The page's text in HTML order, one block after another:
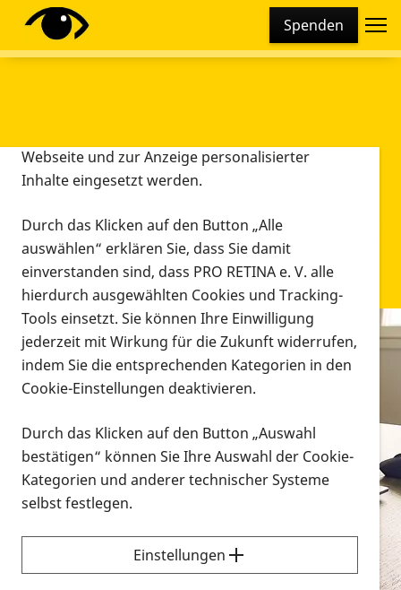
Spenden
Infomaterial
Infomaterial
Vorlesen
Alle Infomaterialien in verschiedenen
Formaten an einem Ort
Sie möchten wissen, wie Sie nach Infonmaterial
suchen und dieses bestellen bzw. herunterladen
können? Schauen Sie sich dieErklärvideos zum
Diese Webseite setzt verschiedene Cookies und
Tracking-Tools ein. Dies beinhaltet Cookies und
Webseite und zur Anzeige personalisierter
Inhalte eingesetzt werden.
Durch das Klicken auf den Button „Alle
auswählen“ erklären Sie, dass Sie damit
einverstanden sind, dass PRO RETINA e. V. alle
hierdurch ausgewählten Cookies und Tracking-
Tools einsetzt. Sie können Ihre Einwilligung
jederzeit mit Wirkung für die Zukunft widerrufen,
indem Sie die entsprechenden Kategorien in den
Cookie-Einstellungen deaktivieren.
Durch das Klicken auf den Button „Auswahl
bestätigen“ können Sie Ihre Auswahl der Cookie-
Kategorien und anderer technischer Systeme
selbst festlegen.
Einstellungen